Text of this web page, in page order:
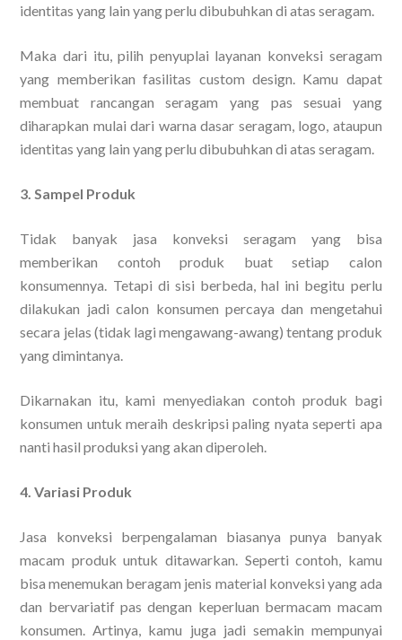
identitas yang lain yang perlu dibubuhkan di atas seragam.
Maka dari itu, pilih penyuplai layanan konveksi seragam
yang memberikan fasilitas custom design. Kamu dapat
membuat rancangan seragam yang pas sesuai yang
diharapkan mulai dari warna dasar seragam, logo, ataupun
identitas yang lain yang perlu dibubuhkan di atas seragam.
3. Sampel Produk
Tidak banyak jasa konveksi seragam yang bisa
memberikan contoh produk buat setiap calon
konsumennya. Tetapi di sisi berbeda, hal ini begitu perlu
dilakukan jadi calon konsumen percaya dan mengetahui
secara jelas (tidak lagi mengawang-awang) tentang produk
yang dimintanya.
Dikarnakan itu, kami menyediakan contoh produk bagi
konsumen untuk meraih deskripsi paling nyata seperti apa
nanti hasil produksi yang akan diperoleh.
4. Variasi Produk
Jasa konveksi berpengalaman biasanya punya banyak
macam produk untuk ditawarkan. Seperti contoh, kamu
bisa menemukan beragam jenis material konveksi yang ada
dan bervariatif pas dengan keperluan bermacam macam
konsumen. Artinya, kamu juga jadi semakin mempunyai